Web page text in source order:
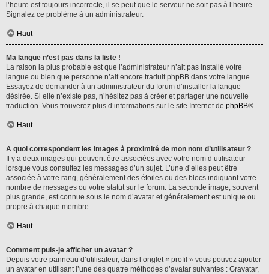
l’heure est toujours incorrecte, il se peut que le serveur ne soit pas à l’heure.
Signalez ce problème à un administrateur.
Haut
Ma langue n’est pas dans la liste !
La raison la plus probable est que l’administrateur n’ait pas installé votre
langue ou bien que personne n’ait encore traduit phpBB dans votre langue.
Essayez de demander à un administrateur du forum d’installer la langue
désirée. Si elle n’existe pas, n’hésitez pas à créer et partager une nouvelle
traduction. Vous trouverez plus d’informations sur le site Internet de phpBB®.
Haut
A quoi correspondent les images à proximité de mon nom d’utilisateur ?
Il y a deux images qui peuvent être associées avec votre nom d’utilisateur
lorsque vous consultez les messages d’un sujet. L’une d’elles peut être
associée à votre rang, généralement des étoiles ou des blocs indiquant votre
nombre de messages ou votre statut sur le forum. La seconde image, souvent
plus grande, est connue sous le nom d’avatar et généralement est unique ou
propre à chaque membre.
Haut
Comment puis-je afficher un avatar ?
Depuis votre panneau d’utilisateur, dans l’onglet « profil » vous pouvez ajouter
un avatar en utilisant l’une des quatre méthodes d’avatar suivantes : Gravatar,